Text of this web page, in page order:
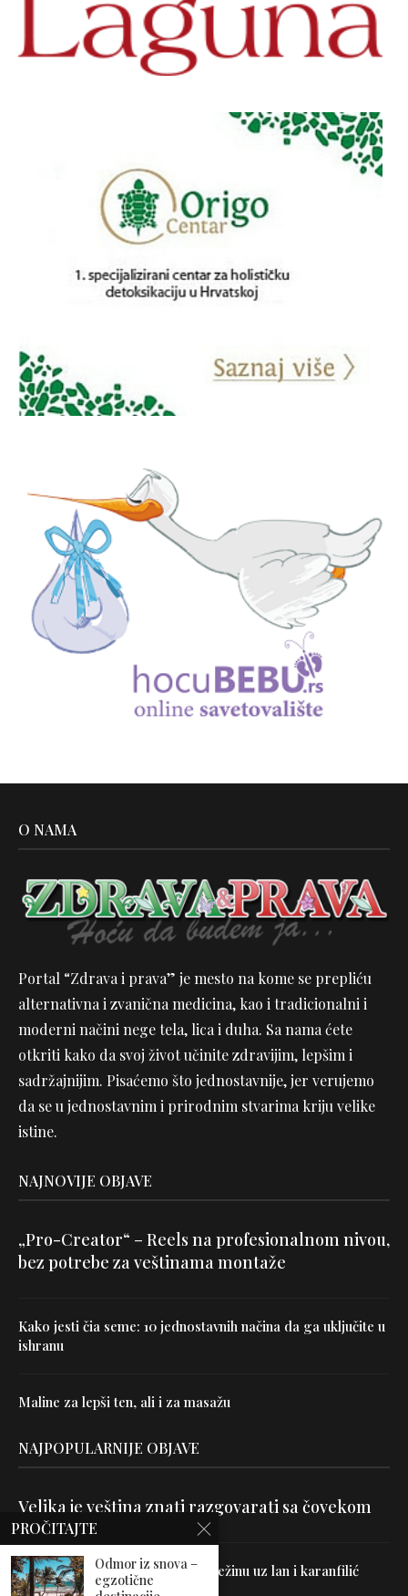
O NAMA
Portal “Zdrava i prava” je mesto na kome se prepliću
alternativna i zvanična medicina, kao i tradicionalni i
moderni načini nege tela, lica i duha. Sa nama ćete
otkriti kako da svoj život učinite zdravijim, lepšim i
sadržajnijim. Pisaćemo što jednostavnije, jer verujemo
da se u jednostavnim i prirodnim stvarima kriju velike
istine.
NAJNOVIJE OBJAVE
„Pro-Creator“ – Reels na profesionalnom nivou,
bez potrebe za veštinama montaže
Kako jesti čia seme: 10 jednostavnih načina da ga uključite u
ishranu
Maline za lepši ten, ali i za masažu
NAJPOPULARNIJE OBJAVE
Velika je veština znati razgovarati sa čovekom
Uništite parazite i normalizujte težinu uz lan i karanfilić
PROČITAJTE
Odmor iz snova –
egzotične